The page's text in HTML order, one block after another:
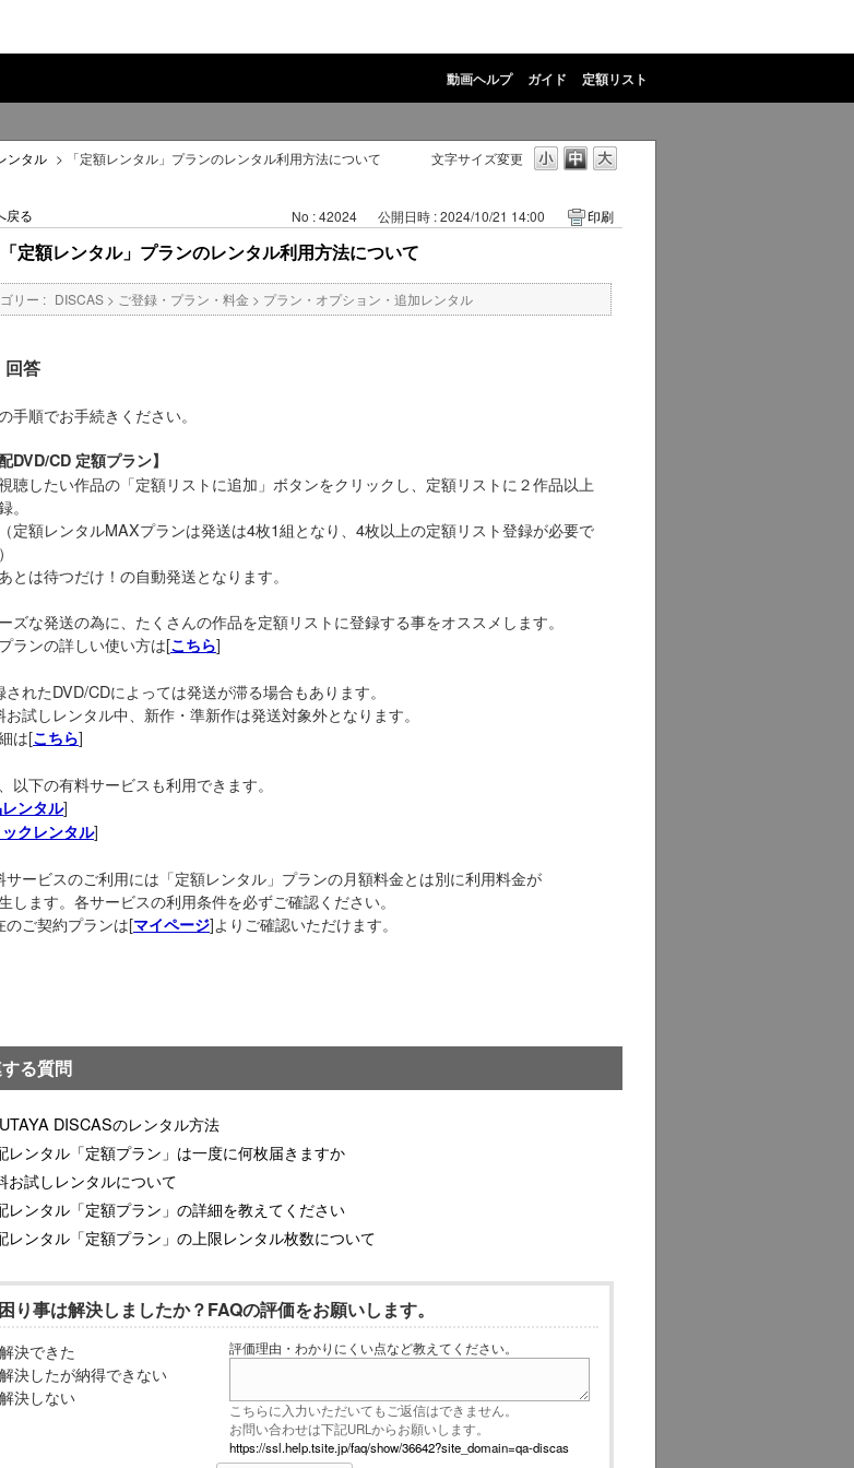
動画ヘルプ ガイド 定額リスト
文字サイズ変更
ンタル > 「定額レンタル」プランのレンタル利用方法について
戻る No : 42024 公開日時 : 2024/10/21 14:00 印刷
「定額レンタル」プランのレンタル利用方法について
リー : DISCAS > ご登録・プラン・料金 > プラン・オプション・追加レンタル
回答
手順でお手続きください。
DVD/CD 定額プラン】
聴したい作品の「定額リストに追加」ボタンをクリックし、定額リストに２作品以上
。
額レンタルMAXプランは発送は4枚1組となり、4枚以上の定額リスト登録が必要で
とは待つだけ！の自動発送となります。
ズな発送の為に、たくさんの作品を定額リストに登録する事をオススメします。
ランの詳しい使い方は[こちら]
されたDVD/CDによっては発送が滞る場合もあります。
お試しレンタル中、新作・準新作は発送対象外となります。
は[こちら]
以下の有料サービスも利用できます。
ンタル]
クレンタル]
サービスのご利用には「定額レンタル」プランの月額料金とは別に利用料金が
します。各サービスの利用条件を必ずご確認ください。
のご契約プランは[マイページ]よりご確認いただけます。
る質問
DISCASのレンタル方法
レンタル「定額プラン」は一度に何枚届きますか
お試しレンタルについて
レンタル「定額プラン」の詳細を教えてください
レンタル「定額プラン」の上限レンタル枚数について
り事は解決しましたか？FAQの評価をお願いします。
解決できた
解決したが納得できない
解決しない
評価理由・わかりにくい点など教えてください。
こちらに入力いただいてもご返信はできません。
お問い合わせは下記URLからお願いします。
https://ssl.help.tsite.jp/faq/show/36642?site_domain=qa-discas